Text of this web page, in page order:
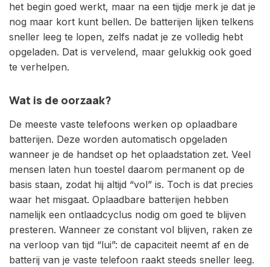
het begin goed werkt, maar na een tijdje merk je dat je
nog maar kort kunt bellen. De batterijen lijken telkens
sneller leeg te lopen, zelfs nadat je ze volledig hebt
opgeladen. Dat is vervelend, maar gelukkig ook goed
te verhelpen.
Wat is de oorzaak?
De meeste vaste telefoons werken op oplaadbare
batterijen. Deze worden automatisch opgeladen
wanneer je de handset op het oplaadstation zet. Veel
mensen laten hun toestel daarom permanent op de
basis staan, zodat hij altijd “vol” is. Toch is dat precies
waar het misgaat. Oplaadbare batterijen hebben
namelijk een ontlaadcyclus nodig om goed te blijven
presteren. Wanneer ze constant vol blijven, raken ze
na verloop van tijd “lui”: de capaciteit neemt af en de
batterij van je vaste telefoon raakt steeds sneller leeg.